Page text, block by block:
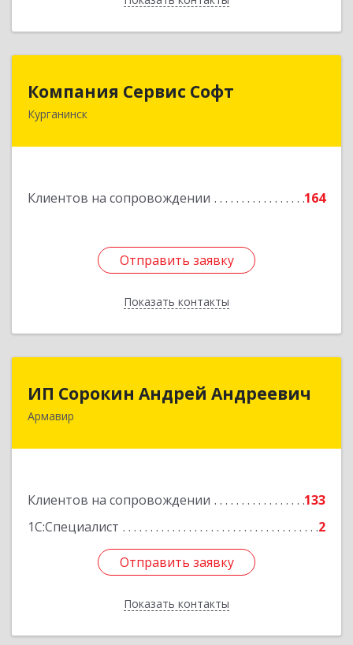
Компания Сервис Софт
Курганинск
Клиентов на сопровождении 164
Отправить заявку
Показать контакты
Компания Сервис Софт
352430, Краснодарский край, Курганинск г,
Отправить заявку
Назад
ИП Сорокин Андрей Андреевич
Армавир
Клиентов на сопровождении
133
1С:Специалист
2
Отправить заявку
Показать контакты
ИП Сорокин Андрей Андреевич
Отправить заявку
Назад